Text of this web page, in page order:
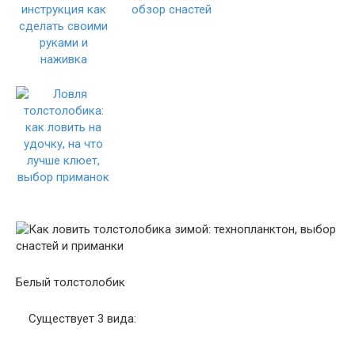
Белый толстолобик
Существует 3 вида: